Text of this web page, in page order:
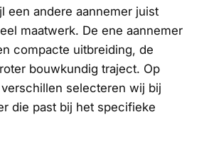
een andere aannemer juist
maatwerk. De ene aannemer
compacte uitbreiding, de
bouwkundig traject. Op
selecteren wij bij
die past bij het specifieke